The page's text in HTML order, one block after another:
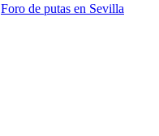
Foro de putas en Sevilla